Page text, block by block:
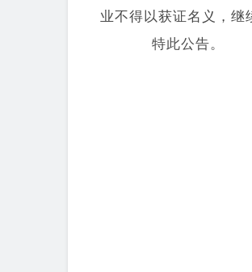
业不得以获证名义，继
特此公告。